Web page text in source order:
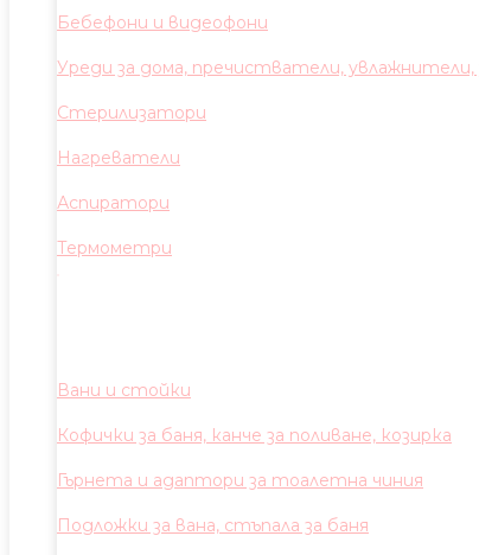
Бебефони и видеофони
Уреди за дома, пречистватели,
Стерилизатори
Нагреватели
Аспиратори
Термометри
Вани и стойки
Кофички за баня, канче за поливане, козирка
Гърнета и адаптори за тоалетна чиния
Подложки за вана, стъпала за баня